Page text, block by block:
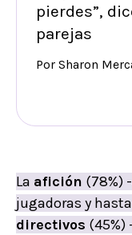
pierdes”,
parejas
Por Sharon
La afición (78%)
jugadoras y
directivos (45%)